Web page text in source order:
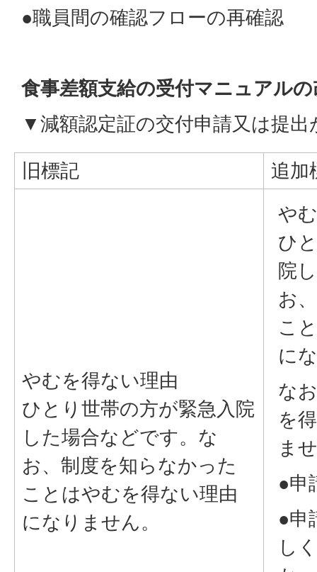
●職員間の確認フローの再確認
食事差額支給の受付マニュアルの
▼減額認定証の交付申請又は提
旧標記 追加
やむを得ない理由
ひとり世帯の方が緊急入院
した場合などです。な
お、制度を知らなかった
ことはやむを得ない理由
になりません。
や
ひ
院
お
こ
に
な
を
ま
●申
●申
し